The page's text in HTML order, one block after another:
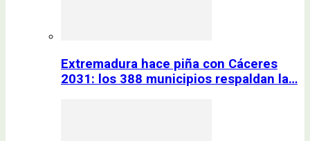
Extremadura hace piña con Cáceres
2031: los 388 municipios respaldan la…